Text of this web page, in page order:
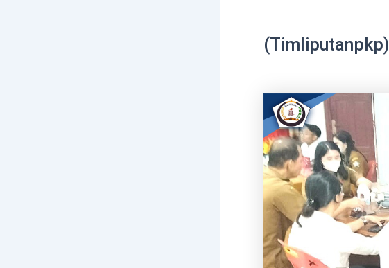
(Timliputanpkp)